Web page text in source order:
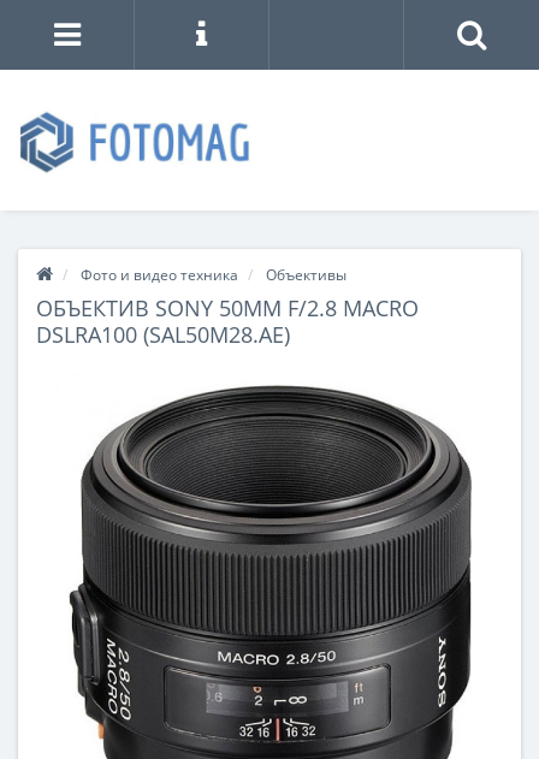
Фото и видео техника Объективы
ОБЪЕКТИВ SONY 50MM F/2.8 MACRO
DSLRA100 (SAL50M28.AE)